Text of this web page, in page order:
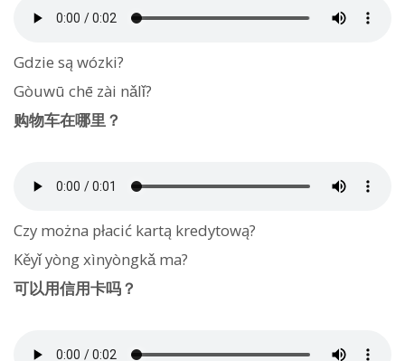
Gdzie są wózki?
Gòuwū chē zài nǎlǐ?
购物车在哪里？
Czy można płacić kartą kredytową?
Kěyǐ yòng xìnyòngkǎ ma?
可以用信用卡吗？